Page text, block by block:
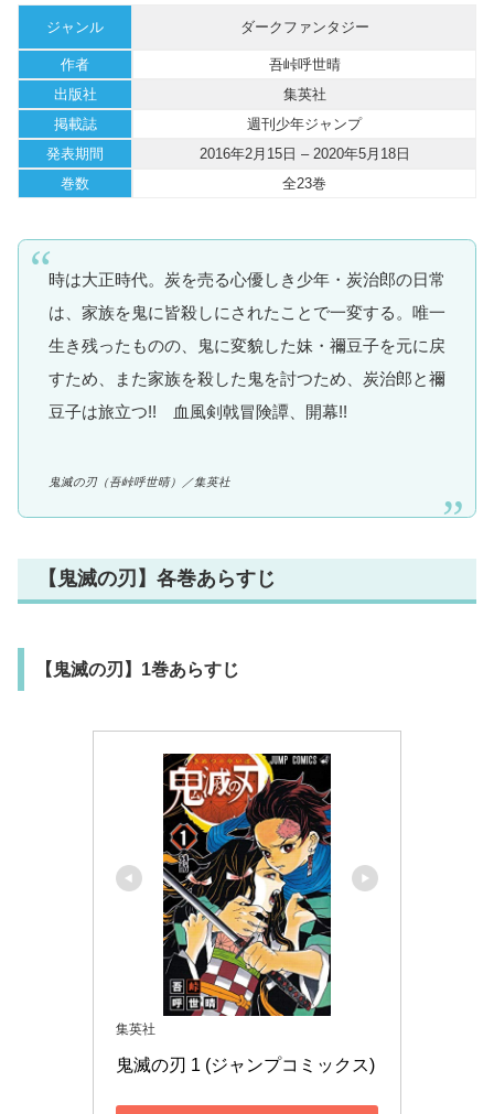
ジャンル ダークファンタジー
作者
吾峠呼世晴
出版社
集英社
掲載誌
週刊少年ジャンプ
発表期間
2016年2月15日 – 2020年5月18日
巻数
全23巻
時は大正時代。炭を売る心優しき少年・炭治郎の日常
は、家族を鬼に皆殺しにされたことで一変する。唯一
生き残ったものの、鬼に変貌した妹・禰豆子を元に戻
すため、また家族を殺した鬼を討つため、炭治郎と禰
豆子は旅立つ!! 血風剣戟冒険譚、開幕!!
鬼滅の刃（吾峠呼世晴） ／集英社
【鬼滅の刃】各巻あらすじ
【鬼滅の刃】1巻あらすじ
集英社
鬼滅の刃 1 (ジャンプコミックス)